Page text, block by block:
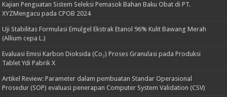
Kajian Penguatan Sistem Seleksi Pemasok Bahan Baku Obat di PT.
XYZMengacu pada CPOB 2024
Uji Stabilitas Formulasi Emulgel Ekstrak Etanol 96% Kulit Bawang Merah
(Allium cepa L.)
Evaluasi Emisi Karbon Dioksida (Co₂) Proses Granulasi pada Produksi
Tablet Ydi Pabrik X
Artikel Review: Parameter dalam pembuatan Standar Operasional
Prosedur (SOP) evaluasi penerapan Computer System Validation (CSV)